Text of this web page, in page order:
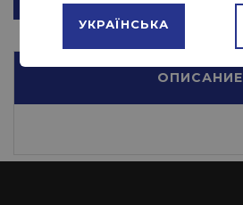
ОПИСАНИЕ
УКРАЇНСЬКА